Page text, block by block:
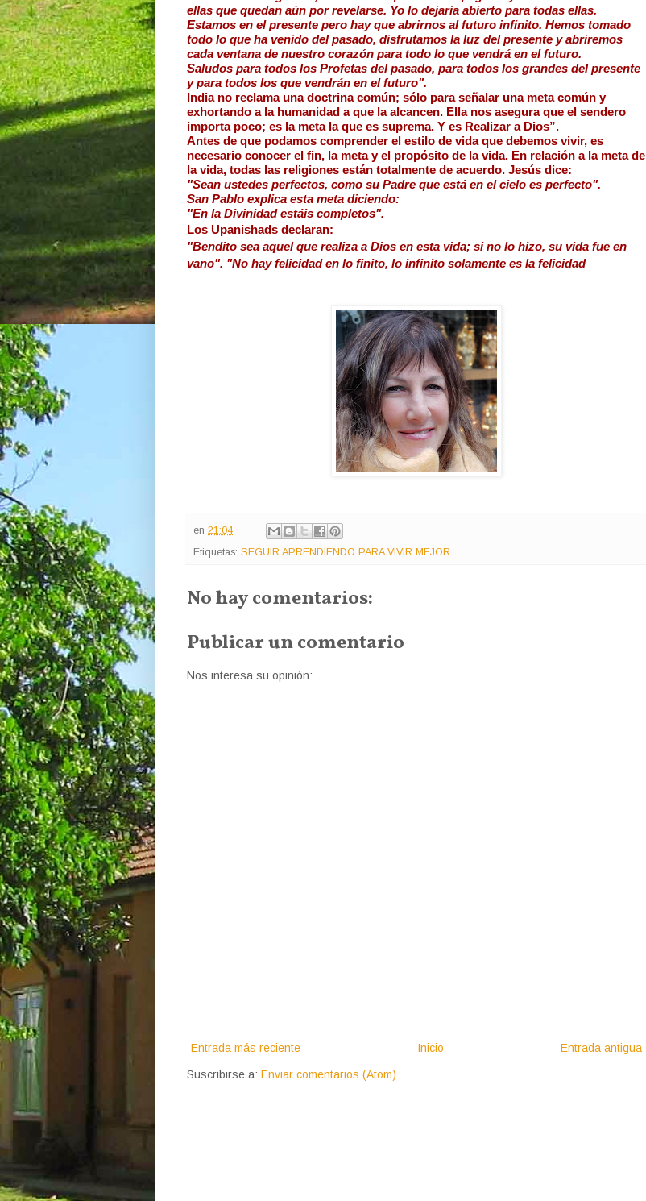
ellas que quedan aún por revelarse. Yo lo dejaría abierto para todas ellas.
Estamos en el presente pero hay que abrirnos al futuro infinito. Hemos tomado
todo lo que ha venido del pasado, disfrutamos la luz del presente y abriremos
cada ventana de nuestro corazón para todo lo que vendrá en el futuro.
Saludos para todos los Profetas del pasado, para todos los grandes del presente
y para todos los que vendrán en el futuro".
India no reclama una doctrina común; sólo para señalar una meta común y
exhortando a la humanidad a que la alcancen. Ella nos asegura que el sendero
importa poco; es la meta la que es suprema. Y es Realizar a Dios”.
Antes de que podamos comprender el estilo de vida que debemos vivir, es
necesario conocer el fin, la meta y el propósito de la vida. En relación a la meta de
la vida, todas las religiones están totalmente de acuerdo. Jesús dice:
"Sean ustedes perfectos, como su Padre que está en el cielo es perfecto".
San Pablo explica esta meta diciendo:
"En la Divinidad estáis completos".
Los Upanishads declaran:
"Bendito sea aquel que realiza a Dios en esta vida; si no lo hizo, su vida fue en
vano". "No hay felicidad en lo finito, lo infinito solamente es la felicidad
en 21:04
Etiquetas: SEGUIR APRENDIENDO PARA VIVIR MEJOR
No hay comentarios:
Publicar un comentario
Nos interesa su opinión:
Entrada más reciente Entrada antigua
Inicio
Suscribirse a: Enviar comentarios (Atom)